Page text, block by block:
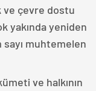
ve çevre dostu
yakında yeniden
sayı muhtemelen
ve halkının